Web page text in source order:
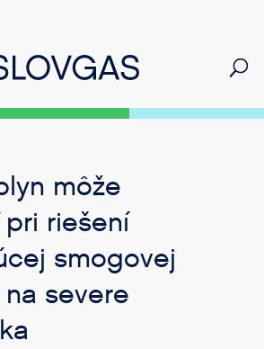
môže
riešení
smogovej
severe